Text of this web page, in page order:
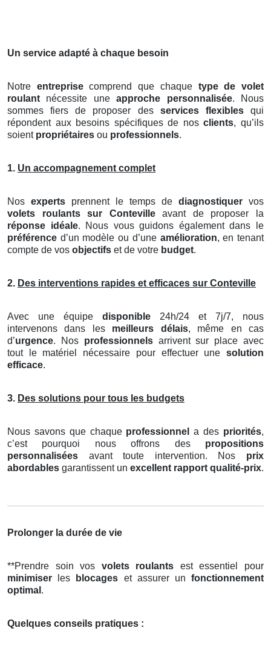
Un service adapté à chaque besoin
Notre entreprisecomprend que chaque type de volet
roulant nécessite uneapproche personnalisée. Nous
sommes fiers de proposer des services flexiblesqui
répondent aux besoins spécifiques de nosclients, qu’ils
soient propriétaires ou professionnels.
1. Un accompagnement complet
Nos experts prennent le temps de diagnostiquer vos
volets roulants
sur Contevilleavant de proposer la
réponse idéale. Nous vous guidons également dans le
préférence d’un modèle ou d’une amélioration, en tenant
compte de vos objectifs et de votre budget.
2. Des interventions rapides et efficaces sur Conteville
Avec une équipe disponible 24h/24 et 7j/7, nous
intervenons dans les meilleurs délais, même en cas
d’urgence. Nos professionnelsarrivent sur place avec
tout le matériel nécessaire pour effectuer une solution
efficace.
3. Des solutions pour tous les budgets
Nous savons que chaque professionnel a des priorités,
c’est pourquoi nous offrons des propositions
personnalisées avant toute intervention. Nos prix
abordables garantissent un excellent rapport qualité-prix.
Prolonger la durée de vie
**Prendre soin vos volets roulants est essentiel pour
minimiser les blocages et assurer unfonctionnement
optimal .
Quelques conseils pratiques :